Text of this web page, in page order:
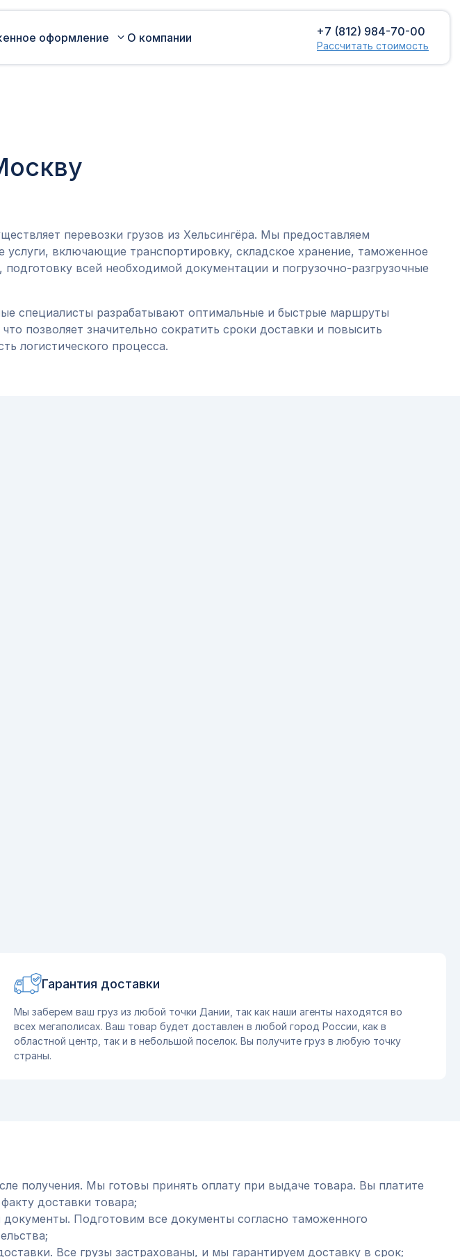
грузов
оформление О компании +7 (812) 984-70-00
Рассчитать стоимость
перевозки грузов из Хельсингёра. Мы предоставляем
услуги, включающие транспортировку, складское хранение, таможенное
всей необходимой документации и погрузочно-разгрузочные
специалисты разрабатывают оптимальные и быстрые маршруты
позволяет значительно сократить сроки доставки и повысить
логистического процесса.
Гарантия доставки
Мы заберем ваш груз из любой точки Дании, так как наши агенты находятся во
всех мегаполисах. Ваш товар будет доставлен в любой город России, как в
областной центр, так и в небольшой поселок. Вы получите груз в любую точку
страны.
получения. Мы готовы принять оплату при выдаче товара. Вы платите
доставки товара;
Подготовим все документы согласно таможенного
Все грузы застрахованы, и мы гарантируем доставку в срок;